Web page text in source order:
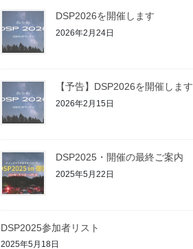
DSP2026を開催します
2026年2月24日
【予告】DSP2026を開催します
2026年2月15日
DSP2025・開催の最終ご案内
2025年5月22日
DSP2025参加者リスト
2025年5月18日